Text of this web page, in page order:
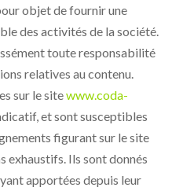
objet de fournir une
des activités de la société.
toute responsabilité
relatives au contenu.
sur le sitewww.coda-
et sont susceptibles
figurant sur le site
exhaustifs. Ils sont donnés
apportées depuis leur